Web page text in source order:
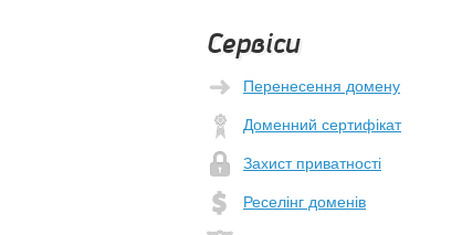
Сервіси
Перенесення домену
Доменний сертифікат
Захист приватності
Реселінг доменів